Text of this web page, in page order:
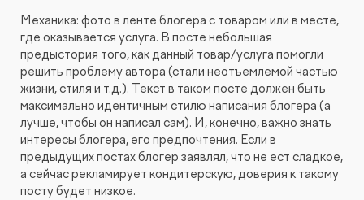
Механика: фото в ленте блогера с товаром или в месте,
где оказывается услуга. В посте небольшая
предыстория того, как данный товар/услуга помогли
решить проблему автора (стали неотъемлемой частью
жизни, стиля и т.д.). Текст в таком посте должен быть
максимально идентичным стилю написания блогера (а
лучше, чтобы он написал сам). И, конечно, важно знать
интересы блогера, его предпочтения. Если в
предыдущих постах блогер заявлял, что не ест сладкое,
а сейчас рекламирует кондитерскую, доверия к такому
посту будет низкое.